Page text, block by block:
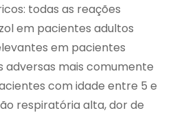
todas as reações
em pacientes adultos
em pacientes
adversas mais comumente
com idade entre 5 e
respiratória alta, dor de